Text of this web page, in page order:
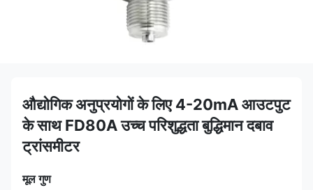
औद्योगिक अनुप्रयोगों के लिए 4-20mA आउटपुट
के साथ FD80A उच्च परिशुद्धता बुद्धिमान दबाव
ट्रांसमीटर
मूल गुण